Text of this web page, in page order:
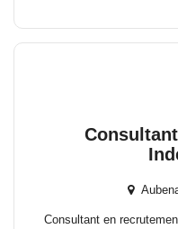
Consultant en